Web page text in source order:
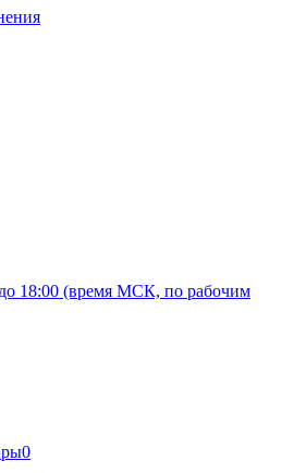
18:00 (время МСК, по рабочим
0